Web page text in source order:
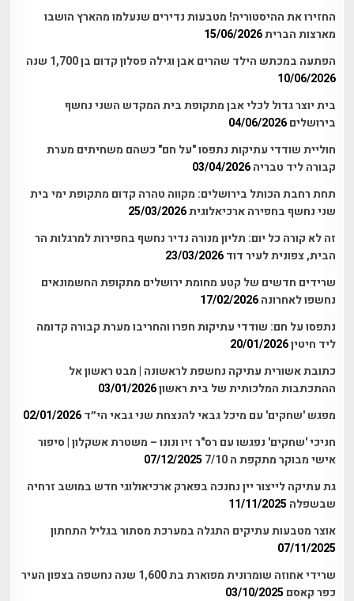
החזירו את ההיסטוריה! מטבעות נדירים שנעלמו מהארץ הושבו
מארצות הברית15/06/2026
הפתעה במכתש הילד שהרים אבן וגילה פסלון קדום בן 1,700 שנה
10/06/2026
בית יוצר גדול לכלי אבן מתקופת בית המקדש השני נחשף
בירושלים 04/06/2026
חוליית שודדי עתיקות נתפסו "על חם" כשהם משחיתים מערת
קבורה ליד טבריה 03/04/2026
תחת רחבת הכותל בירושלים: מקווה טהרה קדום מתקופת ימי בית
שני נחשף בחפירה ארכיאלוגית25/03/2026
זה לא קורה כל יום: תליון מנורה נדיר נחשף בחפירות למרגלות הר
הבית, צפונית לעיר דוד 23/03/2026
שרידים חדשים של קטע מחומת ירושלים מתקופת החשמונאים
נחשפו לאחרונה 17/02/2026
נתפסו על חם: שודדי עתיקות חפרו והחריבו מערת קבורה קדומה
ליד חיטין20/01/2026
כתובת אשורית עתיקה נחשפת לראשונה | מבט ראשון אל
ההתכתבות המלכותית של בית ראשון03/01/2026
מפגש 'שחקים' עם מיכל גבאי להנצחת שני גבאי הי״ד 02/01/2026
חניכי 'שחקים' נפגשו עם רס"ר זיו ונונו – משטרת אשקלון | סיפור
אישי מבוקר מתקפת ה 7/10
07/12/2025
גת עתיקה לייצור יין נחנכה בפארק ארכיאולוגי חדש במושב זרחיה
שבשפלה 11/11/2025
אוצר מטבעות עתיקים התגלה במערכת מסתור בגליל התחתון
07/11/2025
שרידי אחוזה שומרונית מפוארת בת 1,600 שנה נחשפה בצפון העיר
כפר קאסם 03/10/2025